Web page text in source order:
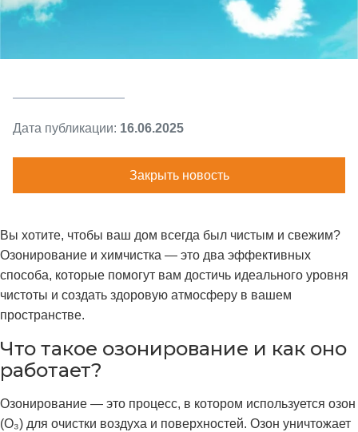
Дата публикации: 16.06.2025
Закрыть новость
Вы хотите, чтобы ваш дом всегда был чистым и свежим?
Озонирование и химчистка — это два эффективных
способа, которые помогут вам достичь идеального уровня
чистоты и создать здоровую атмосферу в вашем
пространстве.
Что такое озонирование и как оно
работает?
Озонирование — это процесс, в котором используется озон
(O₃) для очистки воздуха и поверхностей. Озон уничтожает